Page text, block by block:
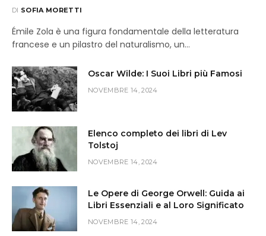
DI SOFIA MORETTI
Émile Zola è una figura fondamentale della letteratura
francese e un pilastro del naturalismo, un…
Oscar Wilde: I Suoi Libri più Famosi
NOVEMBRE 14, 2024
Elenco completo dei libri di Lev
Tolstoj
NOVEMBRE 14, 2024
Le Opere di George Orwell: Guida ai
Libri Essenziali e al Loro Significato
NOVEMBRE 14, 2024